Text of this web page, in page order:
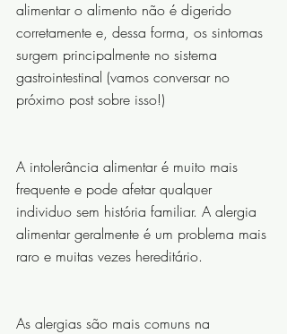
alimentar o alimento não é digerido
corretamente e, dessa forma, os sintomas
surgem principalmente no sistema
gastrointestinal (vamos conversar no
próximo post sobre isso!)
A intolerância alimentar é muito mais
frequente e pode afetar qualquer
individuo sem história familiar. A alergia
alimentar geralmente é um problema mais
raro e muitas vezes hereditário.
As alergias são mais comuns na